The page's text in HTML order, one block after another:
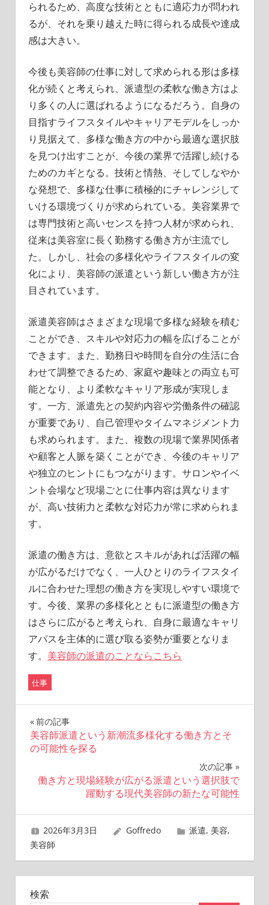
られるため、高度な技術とともに適応力が問われ
るが、それを乗り越えた時に得られる成長や達成
感は大きい。
今後も美容師の仕事に対して求められる形は多様
化が続くと考えられ、派遣型の柔軟な働き方はよ
り多くの人に選ばれるようになるだろう。自身の
目指すライフスタイルやキャリアモデルをしっか
り見据えて、多様な働き方の中から最適な選択肢
を見つけ出すことが、今後の業界で活躍し続ける
ためのカギとなる。技術と情熱、そしてしなやか
な発想で、多様な仕事に積極的にチャレンジして
いける環境づくりが求められている。美容業界で
は専門技術と高いセンスを持つ人材が求められ、
従来は美容室に長く勤務する働き方が主流でし
た。しかし、社会の多様化やライフスタイルの変
化により、美容師の派遣という新しい働き方が注
目されています。
派遣美容師はさまざまな現場で多様な経験を積む
ことができ、スキルや対応力の幅を広げることが
できます。また、勤務日や時間を自分の生活に合
わせて調整できるため、家庭や趣味との両立も可
能となり、より柔軟なキャリア形成が実現しま
す。一方、派遣先との契約内容や労働条件の確認
が重要であり、自己管理やタイムマネジメント力
も求められます。また、複数の現場で業界関係者
や顧客と人脈を築くことができ、今後のキャリア
や独立のヒントにもつながります。サロンやイベ
ント会場など現場ごとに仕事内容は異なります
が、高い技術力と柔軟な対応力が常に求められま
す。
派遣の働き方は、意欲とスキルがあれば活躍の幅
が広がるだけでなく、一人ひとりのライフスタイ
ルに合わせた理想の働き方を実現しやすい環境で
す。今後、業界の多様化とともに派遣型の働き方
はさらに広がると考えられ、自身に最適なキャリ
アパスを主体的に選び取る姿勢が重要となりま
す。 美容師の派遣のことならこちら
仕事
投
稿
ナ
ゲ
ー
シ
ョ
前の記事
美容師派遣という新潮流多様化する働き方とそ
の可能性を探る
次の記事
働き方と現場経験が広がる派遣という選択肢で
躍動する現代美容師の新たな可能性
2026年3月3日 Goffredo 派遣, 美容,
美容師
検索